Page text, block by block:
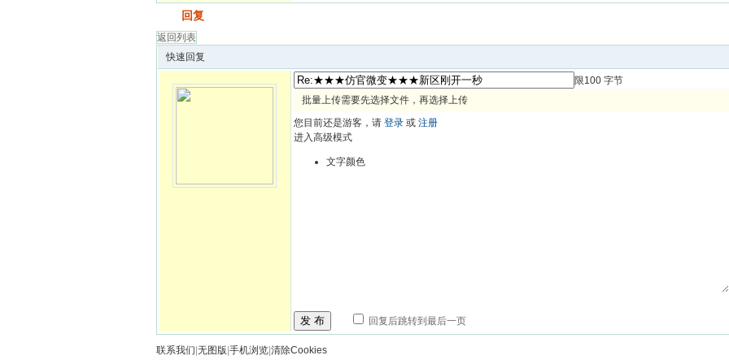
回复
返回列表
快速回复
限100 字节
批量上传需要先选择文件，再选择上传
您目前还是游客，请 登录 或 注册
进入高级模式
文字颜色
发 布 回复后跳转到最后一页
联系我们 无图版 手机浏览 清除Cookies